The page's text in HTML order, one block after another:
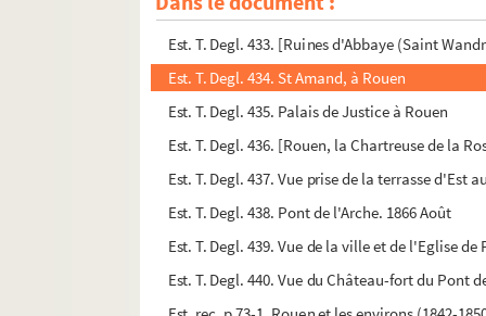
Est. T. Degl. 432. [La Cathédrale de Bayeux]
Est. T. Degl. 433. [Ruines d'Abbaye (Saint
Est. T. Degl. 434. St Amand, à Rouen
Est. T. Degl. 435. Palais de Justice à Rouen
Est. T. Degl. 436. [Rouen, la Chartreuse de la
Est. T. Degl. 437. Vue prise de la terrasse d'Est
Est. T. Degl. 438. Pont de l'Arche. 1866 Août
Est. T. Degl. 439. Vue de la ville et de l'Eglise de
Est. T. Degl. 440. Vue du Château-fort du